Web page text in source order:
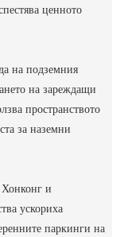
ценното
на подземния
на зареждащи
пространството
за наземни
и
ускориха
паркинги на